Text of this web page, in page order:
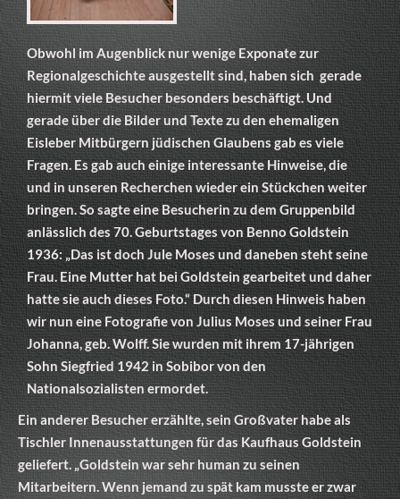
Obwohl im Augenblick nur wenige Exponate zur
Regionalgeschichte ausgestellt sind, haben sich gerade
hiermit viele Besucher besonders beschäftigt. Und
gerade über die Bilder und Texte zu den ehemaligen
Eisleber Mitbürgern jüdischen Glaubens gab es viele
Fragen. Es gab auch einige interessante Hinweise, die
und in unseren Recherchen wieder ein Stückchen weiter
bringen. So sagte eine Besucherin zu dem Gruppenbild
anlässlich des 70. Geburtstages von Benno Goldstein
1936: „Das ist doch Jule Moses und daneben steht seine
Frau. Eine Mutter hat bei Goldstein gearbeitet und daher
hatte sie auch dieses Foto.“ Durch diesen Hinweis haben
wir nun eine Fotografie von Julius Moses und seiner Frau
Johanna, geb. Wolff. Sie wurden mit ihrem 17-jährigen
Sohn Siegfried 1942 in Sobibor von den
Nationalsozialisten ermordet.
Ein anderer Besucher erzählte, sein Großvater habe als
Tischler Innenausstattungen für das Kaufhaus Goldstein
geliefert. „Goldstein war sehr human zu seinen
Mitarbeitern. Wenn jemand zu spät kam musste er zwar